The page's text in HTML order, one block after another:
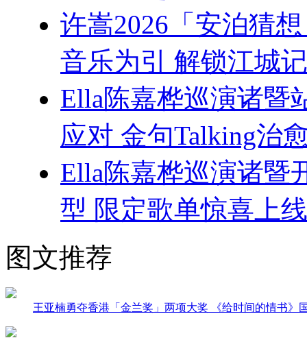
许嵩2026「安泊猜
音乐为引 解锁江城
Ella陈嘉桦巡演诸暨
应对 金句Talking治
Ella陈嘉桦巡演诸暨
型 限定歌单惊喜上线
图文推荐
王亚楠勇夺香港「金兰奖」两项大奖 《给时间的情书》